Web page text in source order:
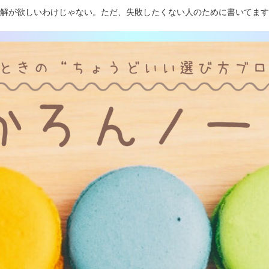
が欲しいわけじゃない。ただ、失敗したくない人のために書いてま